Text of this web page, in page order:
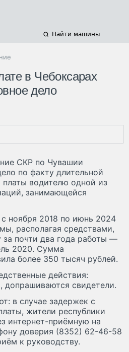
Найти машины
в Чебоксарах
дело
СКР по Чувашии
по факту длительной
платы водителю одной из
занимающейся
ноября 2018 по июнь 2024
располагая средствами,
за почти два года работы —
2020. Сумма
более 350 тысяч рублей.
действия:
свидетели.
в случае задержек с
жители республики
интернет-приёмную на
доверия (8352) 62-46-58
к руководству.